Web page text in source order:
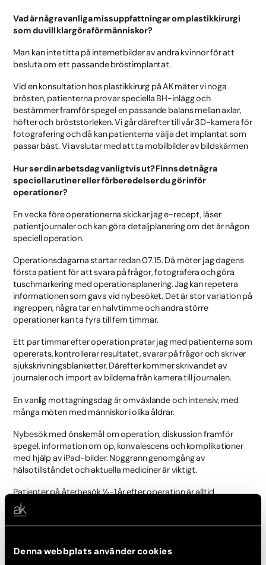
Denna webbplats använder cookies
Vad är några vanliga missuppfattningar om plastikkirurgi
som du vill klargöra för människor?
Man kan inte titta på internetbilder av andra kvinnor för att
besluta om ett passande bröstimplantat.
Vid en konsultation hos plastikkirurg på AK mäter vi noga
brösten, patienterna provar speciella BH-inlägg och
bestämmer framför spegel en passande balans mellan axlar,
höfter och bröststorleken. Vi går därefter till vår 3D-kamera för
fotografering och då kan patienterna välja det implantat som
passar bäst. Vi avslutar med att ta mobilbilder av bildskärmen
Hur ser din arbetsdag vanligtvis ut? Finns det några
speciella rutiner eller förberedelser du gör inför
operationer?
En vecka före operationerna skickar jag e-recept, läser
patientjournaler och kan göra detaljplanering om det är någon
speciell operation.
Operationsdagarna startar redan 07.15. Då möter jag dagens
första patient för att svara på frågor, fotografera och göra
tuschmarkering med operationsplanering. Jag kan repetera
informationen som gavs vid nybesöket. Det är stor variation på
ingreppen, några tar en halvtimme och andra större
operationer kan ta fyra till fem timmar.
Ett par timmar efter operation pratar jag med patienterna som
opererats, kontrollerar resultatet, svarar på frågor och skriver
sjukskrivningsblanketter. Därefter kommer skrivandet av
journaler och import av bilderna från kamera till journalen.
En vanlig mottagningsdag är omväxlande och intensiv, med
många möten med människor i olika åldrar.
Nybesök med önskemål om operation, diskussion framför
spegel, information om op, konvalescens och komplikationer
med hjälp av iPad-bilder. Noggrann genomgång av
hälsotillståndet och aktuella mediciner är viktigt.
Patienter på återbesök ½-1 år efter operation är alltid
spännande att träffa, vi diskuterar resultatet och tittar ofta på
bilderna som togs på operationsdagen. Efter varje besök
skriver vi en anteckning i journalen